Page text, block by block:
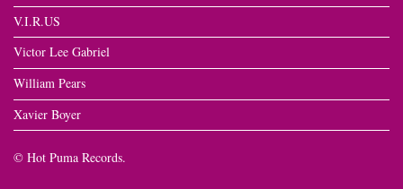
V.I.R.US
Victor Lee Gabriel
William Pears
Xavier Boyer
© Hot Puma Records.